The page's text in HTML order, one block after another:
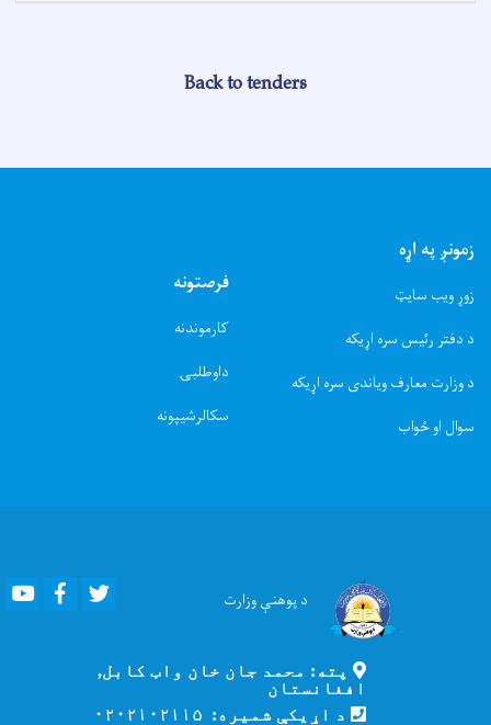
Back to tenders
زمونږ په اړه
زوړ ویب سایټ
د دفتر رئیس سره اړیکه
د وزارت معارف ویاندی سره اړیکه
سوال او ځواب
فرصتونه
کارموندنه
داوطلبۍ
سکالرشیپونه
د پوهنېوزارت Youtube Facebook
پته: محمد جان خان واټ کابل,
افغانستان
د اړیکې شمیره: ۰۲۰۲۱۰۲۱۱۵